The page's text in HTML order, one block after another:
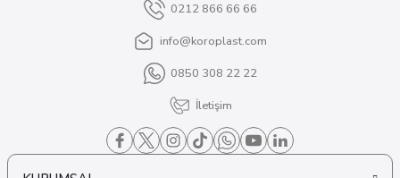
0212 866 66 66
info@koroplast.com
0850 308 22 22
İletişim